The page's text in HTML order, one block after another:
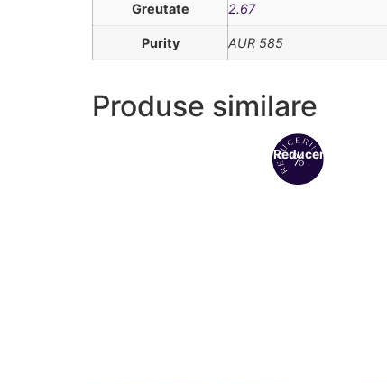
Greutate 2.67
Purity AUR 585
Produse similare
Reduceri!